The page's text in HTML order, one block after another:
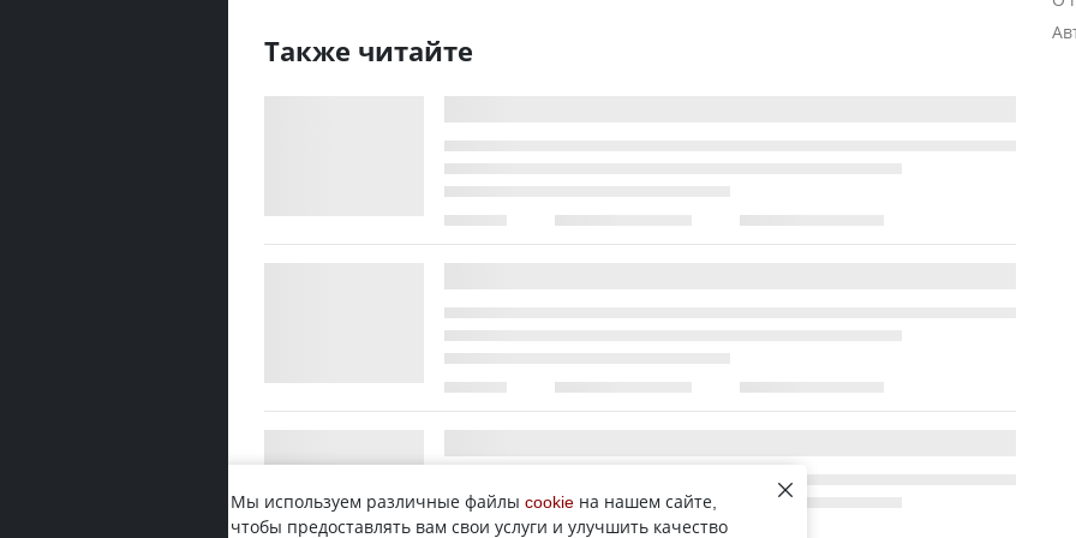
Также читайте
Мы используем различные файлы cookie на нашем сайте,
чтобы предоставлять вам свои услуги и улучшить качество